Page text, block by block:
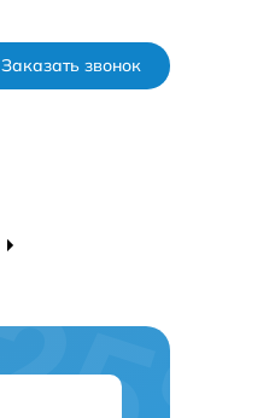
Заказать звонок